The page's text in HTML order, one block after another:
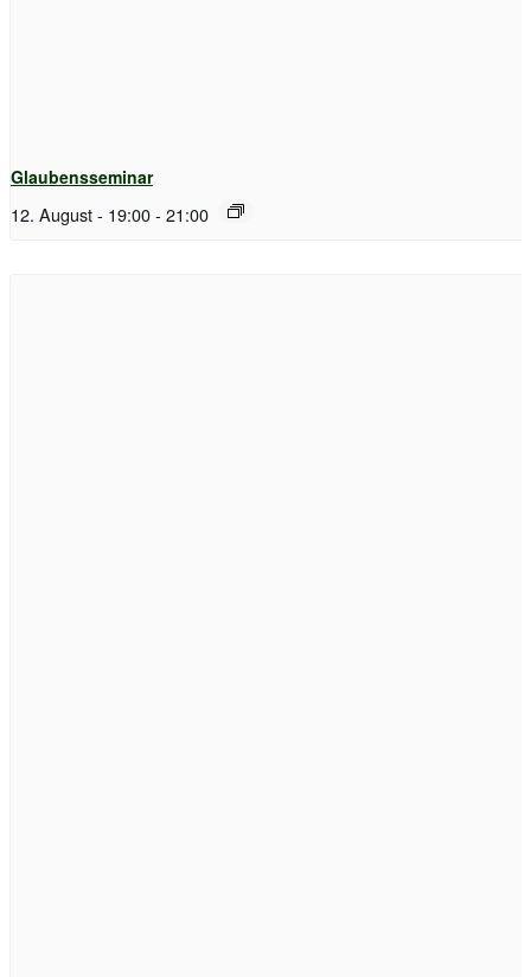
Glaubensseminar
12. August - 19:00- 21:00